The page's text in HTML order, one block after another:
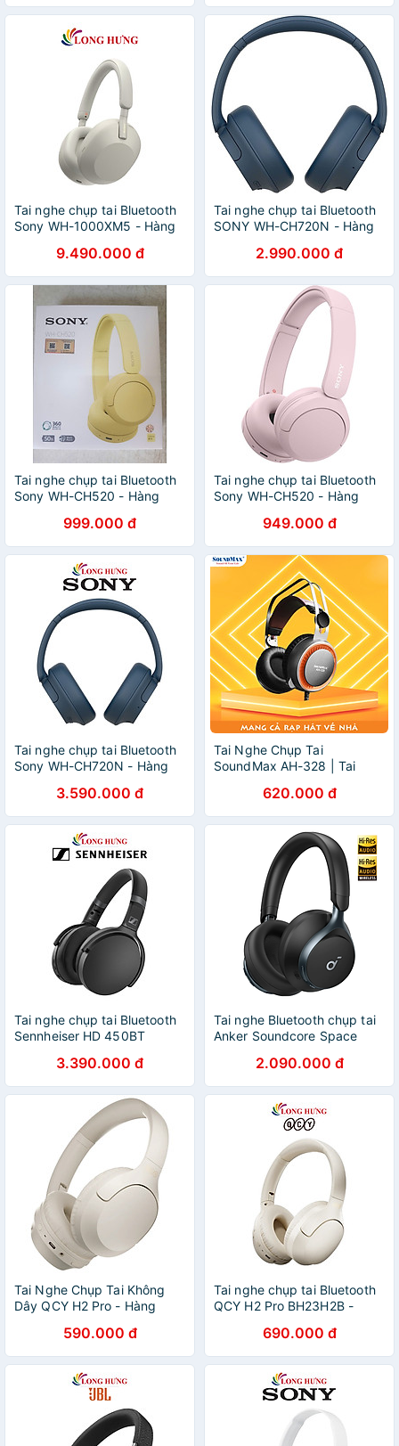
Tai nghe chụp tai Bluetooth
Sony WH-1000XM5 - Hàng
9.490.000 đ
Tai nghe chụp tai Bluetooth
SONY WH-CH720N - Hàng
2.990.000 đ
Tai nghe chụp tai Bluetooth
Sony WH-CH520 - Hàng
999.000 đ
Tai nghe chụp tai Bluetooth
Sony WH-CH520 - Hàng
949.000 đ
Tai nghe chụp tai Bluetooth
Sony WH-CH720N - Hàng
3.590.000 đ
Tai Nghe Chụp Tai
SoundMax AH-328 | Tai
AH328 | Gaming Headset -
Hàng Chính Hãng
620.000 đ
Tai nghe chụp tai Bluetooth
Sennheiser HD 450BT
3.390.000 đ
Tai nghe Bluetooth chụp tai
Anker Soundcore Space
2.090.000 đ
Tai Nghe Chụp Tai Không
Dây QCY H2 Pro - Hàng
590.000 đ
Tai nghe chụp tai Bluetooth
QCY H2 Pro BH23H2B -
690.000 đ